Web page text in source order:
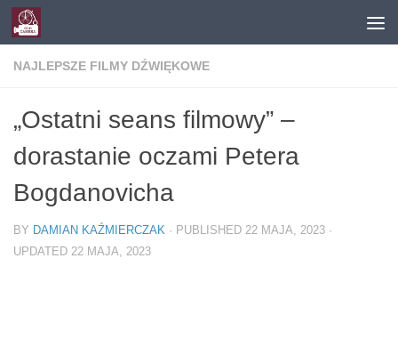
Skip to content
NAJLEPSZE FILMY DŹWIĘKOWE
„Ostatni seans filmowy” –
dorastanie oczami Petera
Bogdanovicha
BY DAMIAN KAŹMIERCZAK · PUBLISHED 22 MAJA, 2023 ·
UPDATED 22 MAJA, 2023